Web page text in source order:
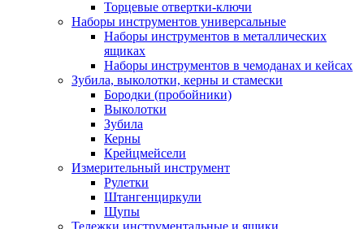
Торцевые отвертки-ключи
Наборы инструментов универсальные
Наборы инструментов в металлических
ящиках
Наборы инструментов в чемоданах и кейсах
Зубила, выколотки, керны и стамески
Бородки (пробойники)
Выколотки
Зубила
Керны
Крейцмейсели
Измерительный инструмент
Рулетки
Штангенциркули
Щупы
Тележки инструментальные и ящики